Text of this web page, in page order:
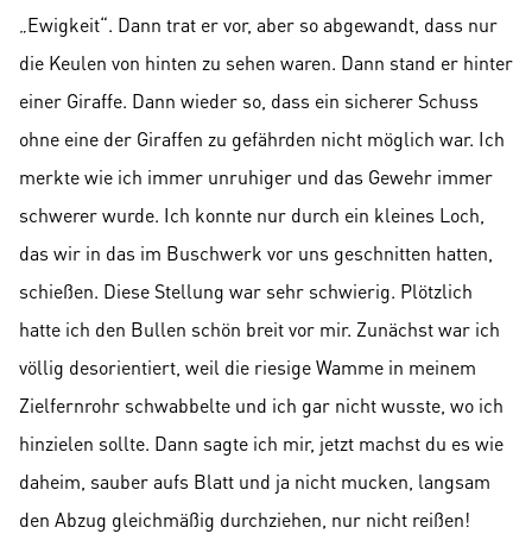
„Ewigkeit“. Dann trat er vor, aber so abgewandt, dass nur
die Keulen von hinten zu sehen waren. Dann stand er hinter
einer Giraffe. Dann wieder so, dass ein sicherer Schuss
ohne eine der Giraffen zu gefährden nicht möglich war. Ich
merkte wie ich immer unruhiger und das Gewehr immer
schwerer wurde. Ich konnte nur durch ein kleines Loch,
das wir in das im Buschwerk vor uns geschnitten hatten,
schießen. Diese Stellung war sehr schwierig. Plötzlich
hatte ich den Bullen schön breit vor mir. Zunächst war ich
völlig desorientiert, weil die riesige Wamme in meinem
Zielfernrohr schwabbelte und ich gar nicht wusste, wo ich
hinzielen sollte. Dann sagte ich mir, jetzt machst du es wie
daheim, sauber aufs Blatt und ja nicht mucken, langsam
den Abzug gleichmäßig durchziehen, nur nicht reißen!